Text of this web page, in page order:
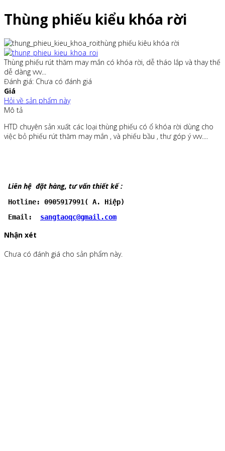
Thùng phiếu kiểu khóa rời
thùng phiếu kiêu khóa rời
Thùng phiếu rút thăm may mắn có khóa rời, dễ tháo lắp và thay thế
dễ dàng vvv...
Đánh giá: Chưa có đánh giá
Giá
Hỏi về sản phẩm này
Mô tả
HTD chuyên sản xuất các loại thùng phiếu có ổ khóa rời dùng cho
việc bỏ phiếu rút thăm may mắn , và phiếu bầu , thư góp ý vvv....
Liên hệ đặt hàng, tư vấn thiết kế :
Hotline: 0905917991( A. Hiệp)
Email: sangtaoqc@gmail.com
Nhận xét
Chưa có đánh giá cho sản phẩm này.